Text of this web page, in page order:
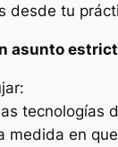
desde tu
asunto
tecnologías
medida en